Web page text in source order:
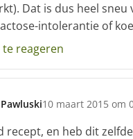
Dat is dus heel sneu
intolerantie of
reageren
10 maart 2015 om
recept, en heb dit